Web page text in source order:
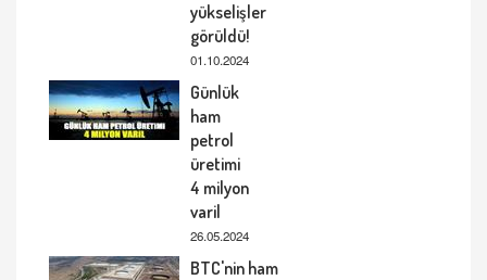
yükselişler
görüldü!
01.10.2024
Günlük
ham
petrol
üretimi
4 milyon
varil
26.05.2024
BTC'nin ham